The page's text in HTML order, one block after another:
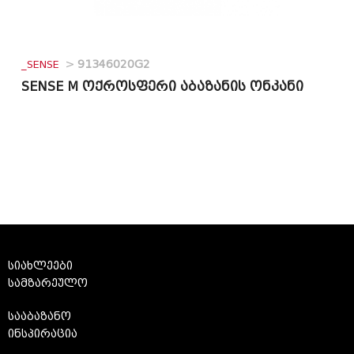
_SENSE > 91346020G2
SENSE M ოქროსფერი აბაზანის ონკანი
სიახლეები
სამზარეულო
სააბაზანო
ინსპირაცია